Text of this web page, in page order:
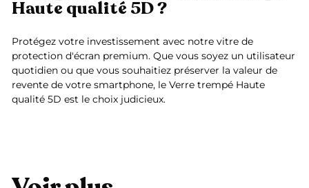
Haute qualité 5D ?
Protégez votre investissement avec notre vitre de
protection d'écran premium. Que vous soyez un utilisateur
quotidien ou que vous souhaitiez préserver la valeur de
revente de votre smartphone, le Verre trempé Haute
qualité 5D est le choix judicieux.